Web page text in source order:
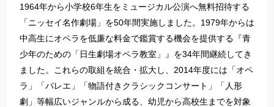
1964年から小学校6年生をミュージカル公演へ無料招待する
「ニッセイ名作劇場」を50年間実施しました。1979年からは
中高生にオペラを低廉な料金で鑑賞する機会を提供する『青
少年のための「日生劇場オペラ教室」』を34年間継続してき
ました。これらの取組を統合・拡大し、2014年度には「オペ
ラ」「バレエ」「物語付きクラシックコンサート」「人形
劇」等幅広いジャンルから成る、幼児から高校生までを対象